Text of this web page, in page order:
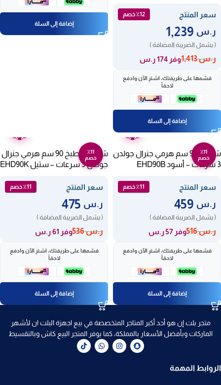
سعر المنتج ٪12 خصم
ر.س
( يشمل الضريبة المضافة )
ر.س1,413 وفر 174 ر.س
قسّمها على طريقتك، اشترِ الآن وادفع
لاحقاً
إضافة إلى السلة
إضافة إلى السلة
٪11
خصم
عامين
شفاط 90 سم هرمي جنرال جولدن
3 سرعات – أسود EHD90B
سعر المنتج ٪11 خصم
ر.س
( يشمل الضريبة المضافة )
ر.س516 وفر 57 ر.س
قسّمها على طريقتك، اشترِ الآن وادفع
لاحقاً
إضافة إلى السلة
٪11
خصم
شفاط مطبخ 90 سم هرمي جنرال
جولدن 3 سرعات – ستيل EHD90K
سعر المنتج ٪11 خصم
ر.س
( يشمل الضريبة المضافة )
ر.س536 وفر 61 ر.س
قسّمها على طريقتك، اشترِ الآن وادفع
لاحقاً
إضافة إلى السلة
متجر بلت إن هو أحد أكبر المتاجر المتخصصة في بيع اجهزة البلت ان لأشهر
الماركات وبأفضل الأسعار بالمملكة، كما يوفر المتجر البيع كاش وبالتقسيط
الروابط المهمة